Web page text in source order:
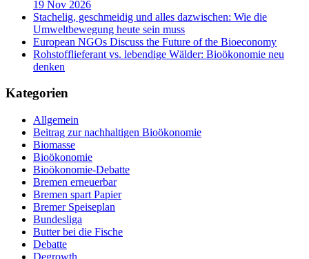
19 Nov 2026
Stachelig, geschmeidig und alles dazwischen: Wie die
Umweltbewegung heute sein muss
European NGOs Discuss the Future of the Bioeconomy
Rohstofflieferant vs. lebendige Wälder: Bioökonomie neu
denken
Kategorien
Allgemein
Beitrag zur nachhaltigen Bioökonomie
Biomasse
Bioökonomie
Bioökonomie-Debatte
Bremen erneuerbar
Bremen spart Papier
Bremer Speiseplan
Bundesliga
Butter bei die Fische
Debatte
Degrowth